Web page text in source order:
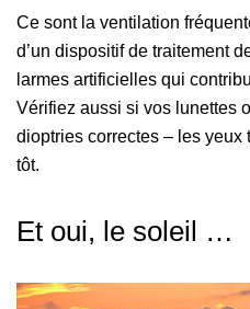
Ce sont la ventilation
d’un dispositif de traitement
larmes artificielles qui
Vérifiez aussi si vos lunettes
dioptries correctes – les yeux
tôt.
Et oui, le soleil …